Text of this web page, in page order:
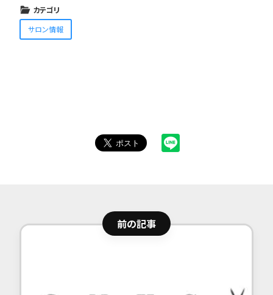
カテゴリ
サロン情報
前の記事